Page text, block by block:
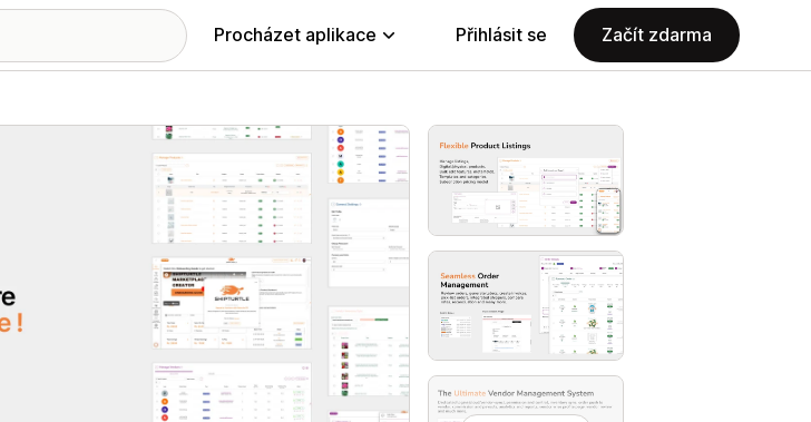
Procházet aplikace Přihlásit se Začít zdarma